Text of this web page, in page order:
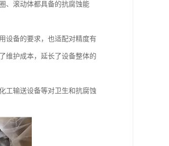
、滚动体都具备的抗腐蚀能
设备的要求，也适配对精度有
维护成本，延长了设备整体的
工输送设备等对卫生和抗腐蚀